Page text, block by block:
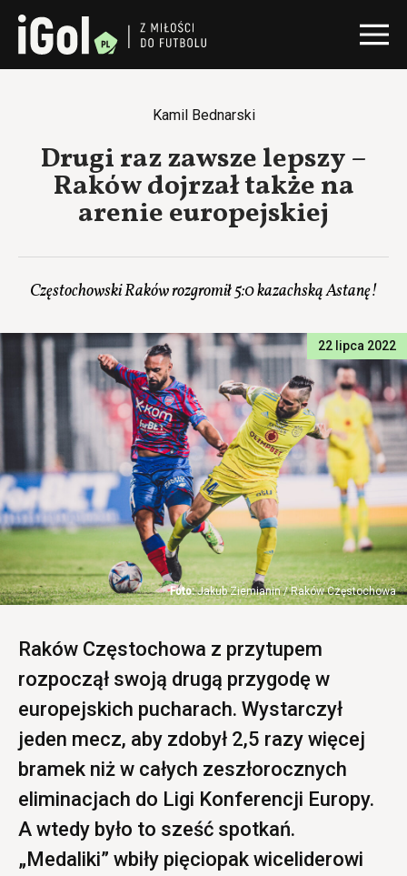
Kamil Bednarski
Drugi raz zawsze lepszy –
Raków dojrzał także na
arenie europejskiej
Częstochowski Raków rozgromił 5:0 kazachską Astanę!
22 lipca 2022
Jakub Ziemianin / Raków Częstochowa
Raków Częstochowa z przytupem
rozpoczął swoją drugą przygodę w
europejskich pucharach. Wystarczył
jeden mecz, aby zdobył 2,5 razy więcej
bramek niż w całych zeszłorocznych
eliminacjach do Ligi Konferencji Europy.
A wtedy było to sześć spotkań.
„Medaliki” wbiły pięciopak wiceliderowi